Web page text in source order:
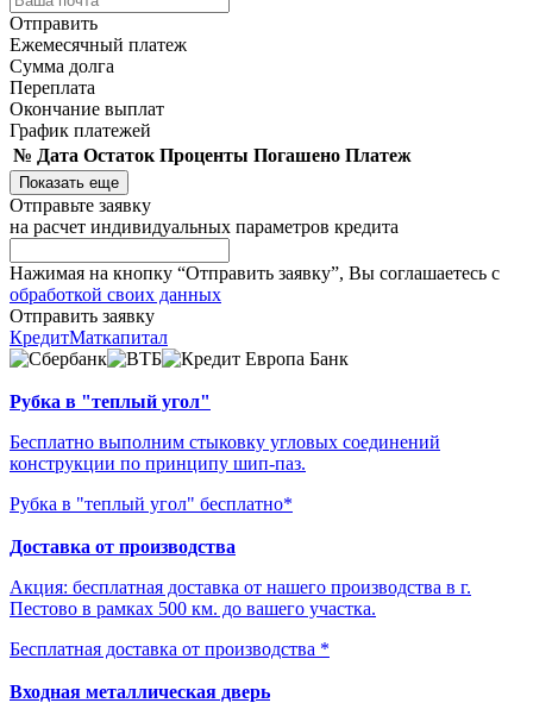
Отправить
Ежемесячный платеж
Сумма долга
Переплата
Окончание выплат
График платежей
№ Дата Остаток Проценты Погашено Платеж
Показать еще
Отправьте заявку
на расчет индивидуальных параметров кредита
Нажимая на кнопку “Отправить заявку”, Вы соглашаетесь с
обработкой своих данных
Отправить заявку
КредитМаткапитал
Рубка в "теплый угол"
Бесплатно выполним стыковку угловых соединений
конструкции по принципу шип-паз.
Рубка в "теплый угол" бесплатно*
Доставка от производства
Акция: бесплатная доставка от нашего производства в г.
Пестово в рамках 500 км. до вашего участка.
Бесплатная доставка от производства *
Входная металлическая дверь